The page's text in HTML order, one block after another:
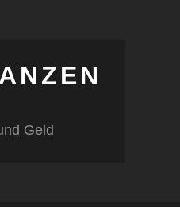
Geld